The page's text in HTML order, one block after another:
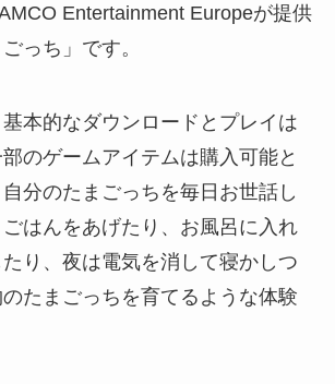
Entertainment Europeが提供
っち」です。
本的なダウンロードとプレイは
のゲームアイテムは購入可能と
分のたまごっちを毎日お世話し
はんをあげたり、お風呂に入れ
り、夜は電気を消して寝かしつ
たまごっちを育てるような体験